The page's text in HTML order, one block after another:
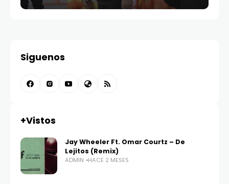
Siguenos
+Vistos
Jay Wheeler Ft. Omar Courtz – De
Lejitos (Remix)
ADMIN HACE 2 MESES